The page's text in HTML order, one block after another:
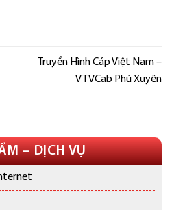
– DỊCH VỤ
Truyền Hình Cáp Việt Nam –
VTVCab Phú Xuyên